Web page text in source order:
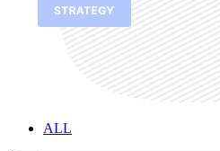
ALL